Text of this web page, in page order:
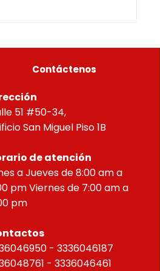
concordantes, hace
que según ra
Contáctenos
51 #50-34,
San Miguel Piso 1B
de atención
a Jueves de 8:00 am a
pm Viernes de 7:00 am a
pm
- 3336046187
- 3336046461